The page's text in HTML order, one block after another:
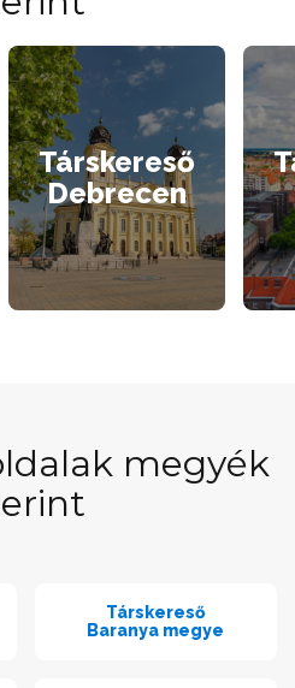
Társkereső
Debrecen
megyék
Társkereső
Baranya megye